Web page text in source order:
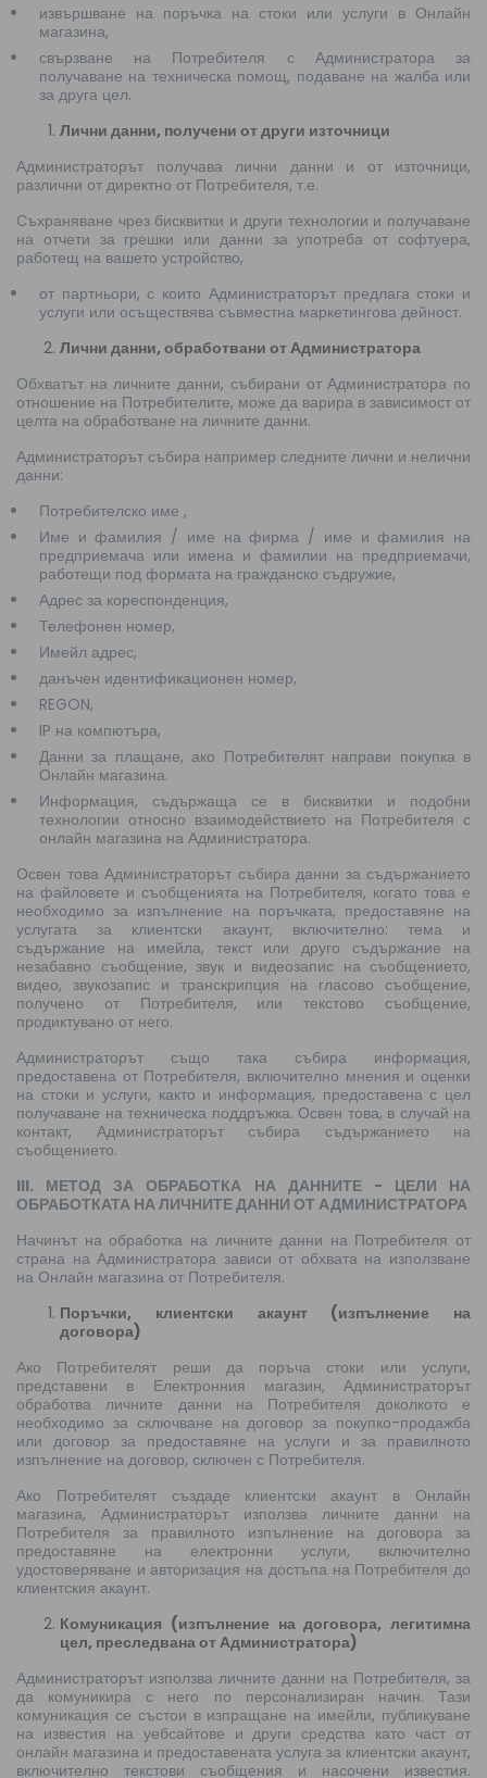
извършване на поръчка на стоки или услуги в Онлайн
магазина,
свързване на Потребителя с Администратора за
получаване на техническа помощ, подаване на жалба или
за друга цел.
Лични данни, получени от други източници
Администраторът получава лични данни и от източници,
различни от директно от Потребителя, т.е.
Съхраняване чрез бисквитки и други технологии и получаване
на отчети за грешки или данни за употреба от софтуера,
работещ на вашето устройство,
от партньори, с които Администраторът предлага стоки и
услуги или осъществява съвместна маркетингова дейност.
Лични данни, обработвани от Администратора
Обхватът на личните данни, събирани от Администратора по
отношение на Потребителите, може да варира в зависимост от
целта на обработване на личните данни.
Администраторът събира например следните лични и нелични
данни:
Потребителско име ,
Име и фамилия / име на фирма / име и фамилия на
предприемача или имена и фамилии на предприемачи,
работещи под формата на гражданско съдружие,
Адрес за кореспонденция,
Телефонен номер,
Имейл адрес,
данъчен идентификационен номер,
REGON,
IP на компютъра,
Данни за плащане, ако Потребителят направи покупка в
Онлайн магазина.
Информация, съдържаща се в бисквитки и подобни
технологии относно взаимодействието на Потребителя с
онлайн магазина на Администратора.
Освен това Администраторът събира данни за съдържанието
на файловете и съобщенията на Потребителя, когато това е
необходимо за изпълнение на поръчката, предоставяне на
услугата за клиентски акаунт, включително: тема и
съдържание на имейла, текст или друго съдържание на
незабавно съобщение, звук и видеозапис на съобщението,
видео, звукозапис и транскрипция на гласово съобщение,
получено от Потребителя, или текстово съобщение,
продиктувано от него.
Администраторът също така събира информация,
предоставена от Потребителя, включително мнения и оценки
на стоки и услуги, както и информация, предоставена с цел
получаване на техническа поддръжка. Освен това, в случай на
контакт, Администраторът събира съдържанието на
съобщението.
III. МЕТОД ЗА ОБРАБОТКА НА ДАННИТЕ - ЦЕЛИ НА
ОБРАБОТКАТА НА ЛИЧНИТЕ ДАННИ ОТ АДМИНИСТРАТОРА
Начинът на обработка на личните данни на Потребителя от
страна на Администратора зависи от обхвата на използване
на Онлайн магазина от Потребителя.
Поръчки, клиентски акаунт (изпълнение на
договора)
Ако Потребителят реши да поръча стоки или услуги,
представени в Електронния магазин, Администраторът
обработва личните данни на Потребителя доколкото е
необходимо за сключване на договор за покупко-продажба
или договор за предоставяне на услуги и за правилното
изпълнение на договор, сключен с Потребителя.
Ако Потребителят създаде клиентски акаунт в Онлайн
магазина, Администраторът използва личните данни на
Потребителя за правилното изпълнение на договора за
предоставяне на електронни услуги, включително
удостоверяване и авторизация на достъпа на Потребителя до
клиентския акаунт.
Комуникация (изпълнение на договора, легитимна
цел, преследвана от Администратора)
Администраторът използва личните данни на Потребителя, за
да комуникира с него по персонализиран начин. Тази
комуникация се състои в изпращане на имейли, публикуване
на известия на уебсайтове и други средства като част от
онлайн магазина и предоставената услуга за клиентски акаунт,
включително текстови съобщения и насочени известия.